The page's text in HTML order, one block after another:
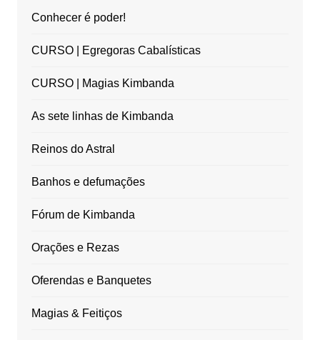
Conhecer é poder!
CURSO | Egregoras Cabalísticas
CURSO | Magias Kimbanda
As sete linhas de Kimbanda
Reinos do Astral
Banhos e defumações
Fórum de Kimbanda
Orações e Rezas
Oferendas e Banquetes
Magias & Feitiços